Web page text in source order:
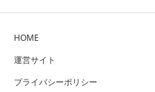
HOME
運営サイト
プライバシーポリシー